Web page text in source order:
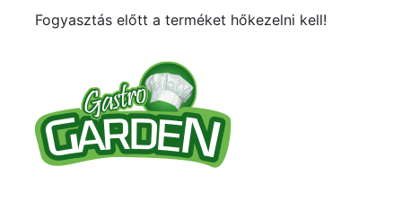
Fogyasztás előtt a terméket hőkezelni kell!